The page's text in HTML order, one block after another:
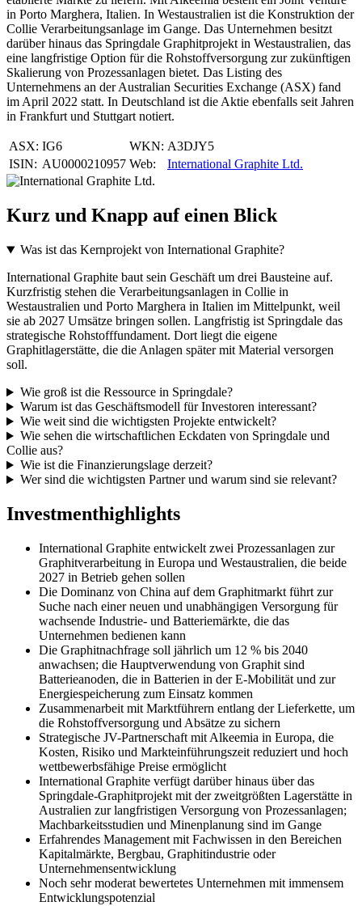
in Porto Marghera, Italien. In Westaustralien ist die Konstruktion der
Collie Verarbeitungsanlage im Gange. Das Unternehmen besitzt
darüber hinaus das Springdale Graphitprojekt in Westaustralien, das
eine langfristige Option für die Rohstoffversorgung zur zukünftigen
Skalierung von Prozessanlagen bietet. Das Listing des
Unternehmens an der Australian Securities Exchange (ASX) fand
im April 2022 statt. In Deutschland ist die Aktie ebenfalls seit Jahren
in Frankfurt und Stuttgart notiert.
ASX: IG6 WKN: A3DJY5
ISIN: AU0000210957 Web: International Graphite Ltd.
Kurz und Knapp auf einen Blick
Was ist das Kernprojekt von International Graphite?
International Graphite baut sein Geschäft um drei Bausteine auf.
Kurzfristig stehen die Verarbeitungsanlagen in Collie in
Westaustralien und Porto Marghera in Italien im Mittelpunkt, weil
sie ab 2027 Umsätze bringen sollen. Langfristig ist Springdale das
strategische Rohstofffundament. Dort liegt die eigene
Graphitlagerstätte, die die Anlagen später mit Material versorgen
soll.
Wie groß ist die Ressource in Springdale?
Warum ist das Geschäftsmodell für Investoren interessant?
Wie weit sind die wichtigsten Projekte entwickelt?
Wie sehen die wirtschaftlichen Eckdaten von Springdale und
Collie aus?
Wie ist die Finanzierungslage derzeit?
Wer sind die wichtigsten Partner und warum sind sie relevant?
Investmenthighlights
International Graphite entwickelt zwei Prozessanlagen zur
Graphitverarbeitung in Europa und Westaustralien, die beide
2027 in Betrieb gehen sollen
Die Dominanz von China auf dem Graphitmarkt führt zur
Suche nach einer neuen und unabhängigen Versorgung für
wachsende Industrie- und Batteriemärkte, die das
Unternehmen bedienen kann
Die Graphitnachfrage soll jährlich um 12 % bis 2040
anwachsen; die Hauptverwendung von Graphit sind
Batterieanoden, die in Batterien in der E-Mobilität und zur
Energiespeicherung zum Einsatz kommen
Zusammenarbeit mit Marktführern entlang der Lieferkette, um
die Rohstoffversorgung und Absätze zu sichern
Strategische JV-Partnerschaft mit Alkeemia in Europa, die
Kosten, Risiko und Markteinführungszeit reduziert und hoch
wettbewerbsfähige Preise ermöglicht
International Graphite verfügt darüber hinaus über das
Springdale-Graphitprojekt mit der zweitgrößten Lagerstätte in
Australien zur langfristigen Versorgung von Prozessanlagen;
Machbarkeitsstudien und Minenplanung sind im Gange
Erfahrendes Management mit Fachwissen in den Bereichen
Kapitalmärkte, Bergbau, Graphitindustrie oder
Unternehmensentwicklung
Noch sehr moderat bewertetes Unternehmen mit immensem
Entwicklungspotenzial